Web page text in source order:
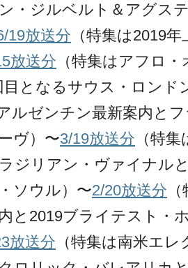
・ジルベルト＆アグス
19放送分 （特集は2019
放送分 （特集はアフロ
目となるサウス・ロンド
ルゼンチン最新案内と
ヴ）〜3/19放送分 （特
ジリアン・ヴァイナル
ソウル）〜2/20放送分
と2019ブライテスト・
放送分 （特集は南米エ